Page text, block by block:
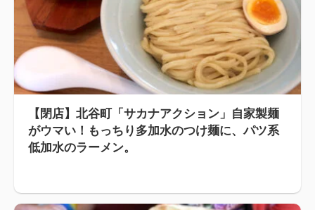
【閉店】北谷町「サカナアクション」自家製麺
がウマい！もっちり多加水のつけ麺に、パツ系
低加水のラーメン。